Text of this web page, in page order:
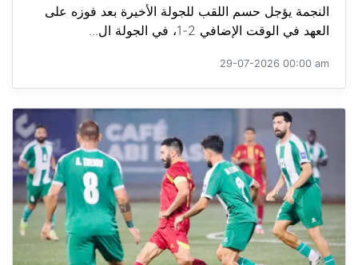
النجمة يؤجل حسم اللقب للجولة الأخيرة بعد فوزه على
العهد في الوقت الإضافي 2-1، في الجولة ال...
29-07-2026 00:00 am